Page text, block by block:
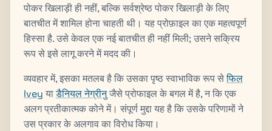
पोकर खिलाड़ी ही नहीं, बल्कि सर्वश्रेष्ठ पोकर खिलाड़ी के लिए
बातचीत में शामिल होना चाहती थी। यह प्रोफ़ाइल का एक महत्वपूर्ण
हिस्सा है. उसे केवल एक नई बातचीत ही नहीं मिली; उसने सक्रिय
रूप से इसे लागू करने में मदद की।
व्यवहार में, इसका मतलब है कि उसका पृष्ठ स्वाभाविक रूप सेफिल
Ivey याडैनियल नेग्रीनुजैसे प्रोफाइल के बगल में है, न कि एक
अलग प्रतीकात्मक कोने में। संपूर्ण मुद्दा यह है कि उसके परिणामों ने
उस प्रकार के अलगाव का विरोध किया।